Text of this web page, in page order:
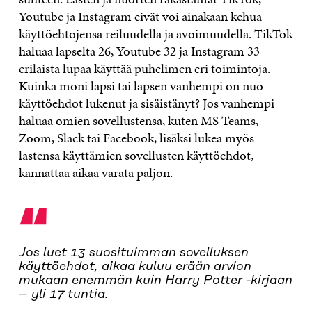
Youtube ja Instagram eivät voi ainakaan kehua
käyttöehtojensa reiluudella ja avoimuudella. TikTok
haluaa lapselta 26, Youtube 32 ja Instagram 33
erilaista lupaa käyttää puhelimen eri toimintoja.
Kuinka moni lapsi tai lapsen vanhempi on nuo
käyttöehdot lukenut ja sisäistänyt? Jos vanhempi
haluaa omien sovellustensa, kuten MS Teams,
Zoom, Slack tai Facebook, lisäksi lukea myös
lastensa käyttämien sovellusten käyttöehdot,
kannattaa aikaa varata paljon.
“
Jos luet 13 suosituimman sovelluksen
käyttöehdot, aikaa kuluu erään arvion
mukaan enemmän kuin Harry Potter -kirjaan
– yli 17 tuntia.